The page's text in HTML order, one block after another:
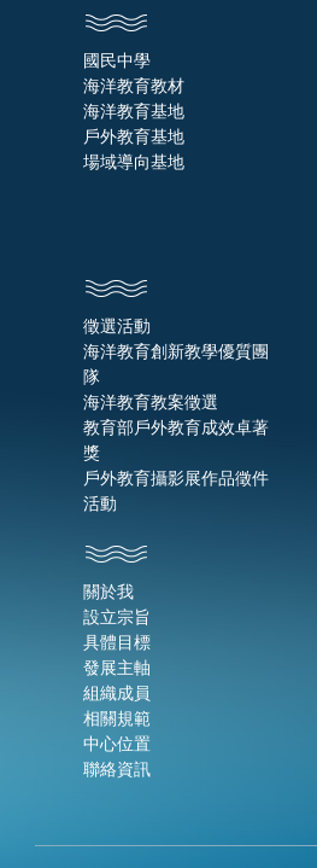
國民中學
海洋教育教材
海洋教育基地
戶外教育基地
場域導向基地
徵選活動
海洋教育創新教學優質團
隊
海洋教育教案徵選
教育部戶外教育成效卓著
獎
戶外教育攝影展作品徵件
活動
關於我
設立宗旨
具體目標
發展主軸
組織成員
相關規範
中心位置
聯絡資訊